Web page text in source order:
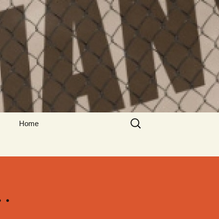
Home
Suche
nach: